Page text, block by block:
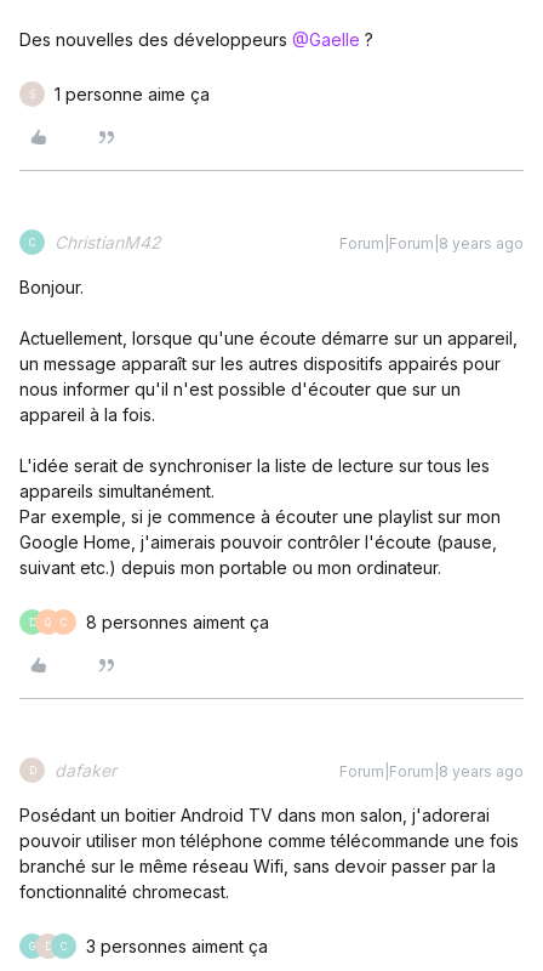
Des nouvelles des développeurs @Gaelle ?
S 1 personne aime ça
C ChristianM42 Forum|Forum|8 years ago
Bonjour.
Actuellement, lorsque qu'une écoute démarre sur un appareil,
un message apparaît sur les autres dispositifs appairés pour
nous informer qu'il n'est possible d'écouter que sur un
appareil à la fois.
L'idée serait de synchroniser la liste de lecture sur tous les
appareils simultanément.
Par exemple, si je commence à écouter une playlist sur mon
Google Home, j'aimerais pouvoir contrôler l'écoute (pause,
suivant etc.) depuis mon portable ou mon ordinateur.
D Q C 8 personnes aiment ça
D dafaker Forum|Forum|8 years ago
Posédant un boitier Android TV dans mon salon, j'adorerai
pouvoir utiliser mon téléphone comme télécommande une fois
branché sur le même réseau Wifi, sans devoir passer par la
fonctionnalité chromecast.
G D C 3 personnes aiment ça